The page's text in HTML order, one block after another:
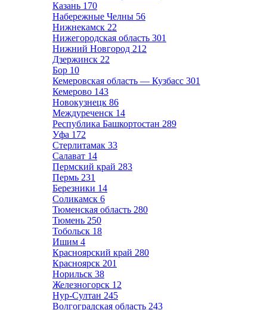
Казань 170
Набережные Челны 56
Нижнекамск 22
Нижегородская область 301
Нижний Новгород 212
Дзержинск 22
Бор 10
Кемеровская область — Кузбасс 301
Кемерово 143
Новокузнецк 86
Междуреченск 14
Республика Башкортостан 289
Уфа 172
Стерлитамак 33
Салават 14
Пермский край 283
Пермь 231
Березники 14
Соликамск 6
Тюменская область 280
Тюмень 250
Тобольск 18
Ишим 4
Красноярский край 280
Красноярск 201
Норильск 38
Железногорск 12
Нур-Султан 245
Волгоградская область 243